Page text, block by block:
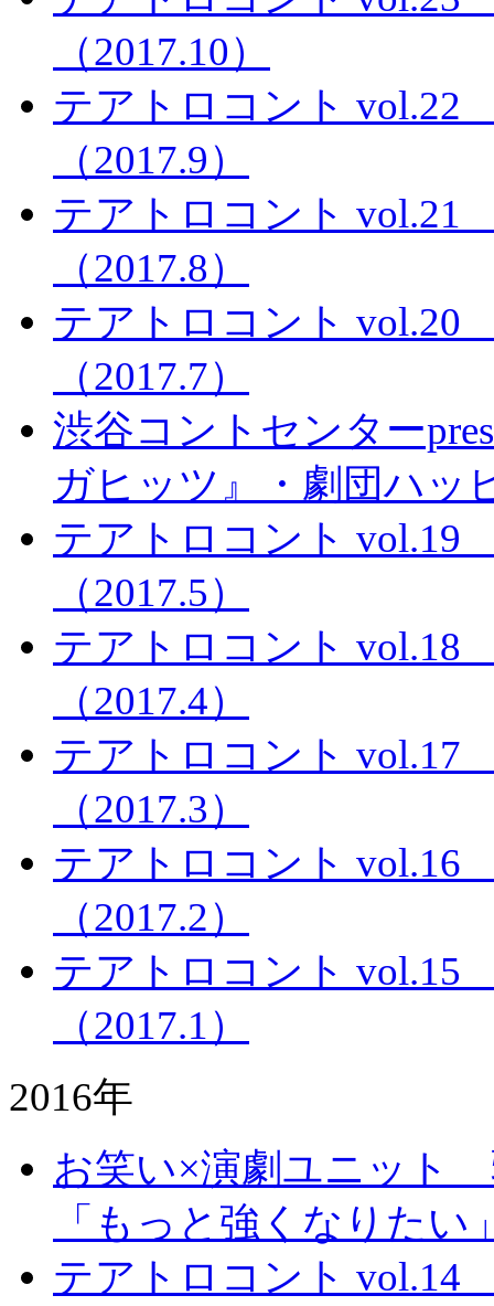
（2017.10）
テアトロコント
（2017.9）
テアトロコント
（2017.8）
テアトロコント
（2017.7）
渋谷コントセンター
ガヒッツ』・劇団ハッ
テアトロコント
（2017.5）
テアトロコント
（2017.4）
テアトロコント
（2017.3）
テアトロコント
（2017.2）
テアトロコント
（2017.1）
2016年
お笑い×演劇ユニット
「もっと強くなりたい
テアトロコント